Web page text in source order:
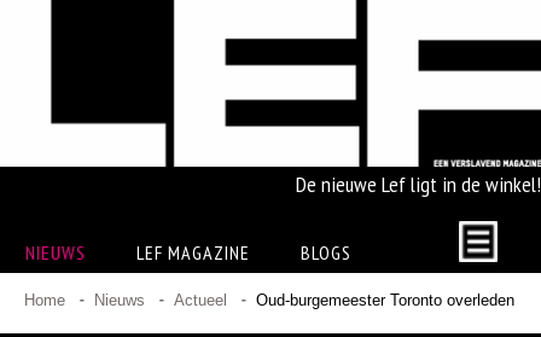
De nieuwe Lef ligt in de winkel!
NIEUWS LEF MAGAZINE BLOGS
Home Nieuws Actueel Oud-burgemeester Toronto overleden